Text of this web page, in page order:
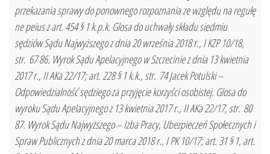
przekazania sprawy do ponownego rozpoznania ze względu na regułę
ne peius z art. 454 § 1 k.p.k. Glosa do uchwały składu siedmiu
sędziów Sądu Najwyższego z dnia 20 września 2018 r., I KZP 10/18,
str. 67 86. Wyrok Sądu Apelacyjnego w Szczecinie z dnia 13 kwietnia
2017 r., II AKa 22/17; art. 228 § 1 k.k., str. 74 Jacek Potulski –
Odpowiedzialność sędziego za przyjęcie korzyści osobistej. Glosa do
wyroku Sądu Apelacyjnego z 13 kwietnia 2017 r., II AKa 22/17, str. 80
87. Wyrok Sądu Najwyższego – Izba Pracy, Ubezpieczeń Społecznych i
Spraw Publicznych z dnia 20 marca 2018 r., I PK 10/17; art. 31 § 1, art.